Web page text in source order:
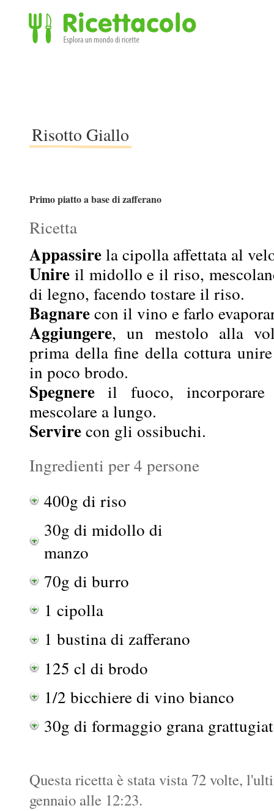
Risotto Giallo
Primo piatto a base di zafferano
Ricetta
Appassirela cipolla affettata al
Unire il midollo e il riso,
di legno, facendo tostare il riso.
Bagnarecon il vino e farlo
Aggiungere, un mestolo alla
prima della fine della cottura
in poco brodo.
Spegnere il fuoco,
mescolare a lungo.
Servirecon gli ossibuchi.
Ingredienti per 4 persone
400g di riso
30g di midollo di
manzo
70g di burro
1 cipolla
1 bustina di zafferano
125 cl di brodo
1/2 bicchiere di vino bianco
30g di formaggio grana
Questa ricetta è stata vista 72 volte,
gennaio alle 12:23.